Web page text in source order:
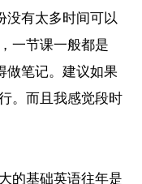
有太多时间可以
一节课一般都是
做笔记。建议如果
。而且我感觉段时
基础英语往年是